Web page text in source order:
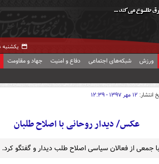
یکشنبه ۱۸ مرداد ۱۴۰۵ -
ورزش شبکه‌های اجتماعی دفاع و امنیت جهاد و مقاومت
انتشار: ۱۲ مهر ۱۳۹۷ - ۱۲:۳۹
عکس/ دیدار روحانی با اصلاح طلبان
جمعی از فعالان سیاسی اصلاح طلب دیدار و گفتگو کرد.